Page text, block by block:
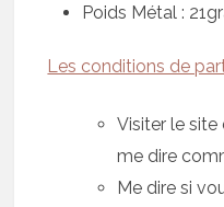
Poids Métal :
Les conditions de
Visiter le site
me dire
Me dire si